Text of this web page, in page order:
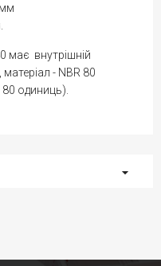
мм
має внутрішній
- NBR 80
одиниць).